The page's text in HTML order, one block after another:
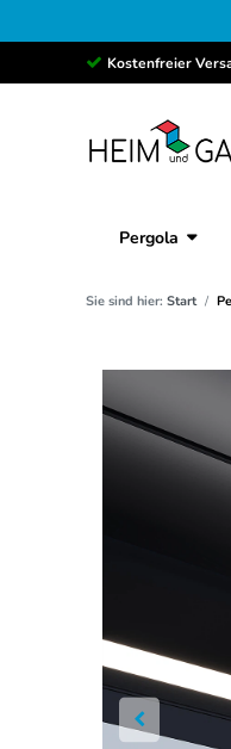
Kostenfreier
Pergola
Sie sind hier: Start